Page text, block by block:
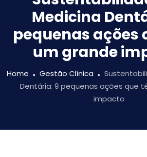
Medicina
pequenas ações
um grande
Home Gestão Clínica
Dentária: 9 pequenas ações que
impacto